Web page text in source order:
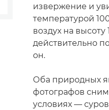
извержение и
температурой
воздух на высоту
действительно
он.
Оба природных
фотографов
условиях —